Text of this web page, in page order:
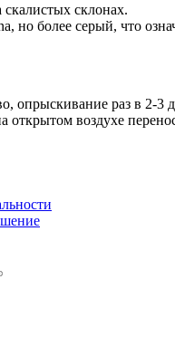
склонах.
но более серый, что
опрыскивание раз в 2-3
открытом воздухе